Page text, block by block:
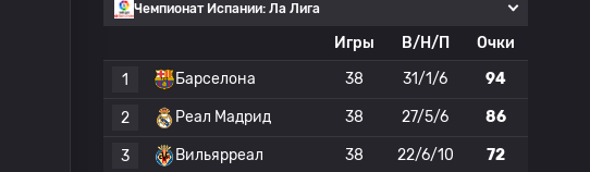
Чемпионат Испании: Ла Лига
Игры В/Н/П
Очки
1
Барселона 38 31/1/6 94
2 Реал Мадрид 38 27/5/6 86
3 Вильярреал 38 22/6/10 72